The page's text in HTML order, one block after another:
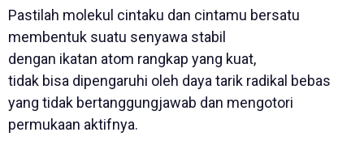
Pastilah molekul cintaku dan cintamu bersatu
membentuk suatu senyawa stabil
dengan ikatan atom rangkap yang kuat,
tidak bisa dipengaruhi oleh daya tarik radikal bebas
yang tidak bertanggungjawab dan mengotori
permukaan aktifnya.